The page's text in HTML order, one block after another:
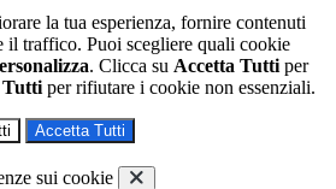
la tua esperienza, fornire contenuti
il traffico. Puoi scegliere quali cookie
. Clicca su Accetta Tutti per
per rifiutare i cookie non essenziali.
Accetta Tutti
sui cookie